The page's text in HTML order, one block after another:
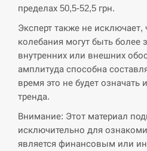
пределах 50,5-52,5 грн.
Эксперт также не
колебания могут быть более
внутренних или внешних
амплитуда способна
время это не будет означать
тренда.
Внимание: Этот материал
исключительно для
является финансовым или